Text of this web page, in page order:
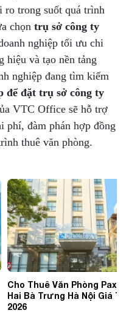
ro trong suốt quá trình
chọn trụ sở công ty
nghiệp tối ưu chi
hiệu và tạo nền tảng
nghiệp đang tìm kiếm
để đặt trụ sở công ty
VTC Office sẽ hỗ trợ
phí, đàm phán hợp đồng
thuê văn phòng.
Cho Thuê Văn Phòng Pax
Hai Bà Trưng Hà Nội Giá
2026